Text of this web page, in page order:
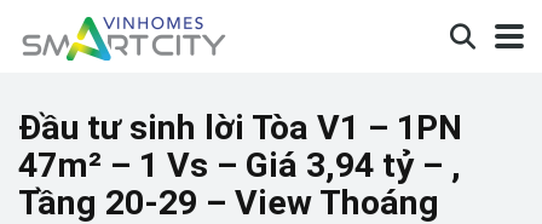
Đầu tư sinh lời Tòa V1 – 1PN
47m² – 1 Vs – Giá 3,94 tỷ – ,
Tầng 20-29 – View Thoáng